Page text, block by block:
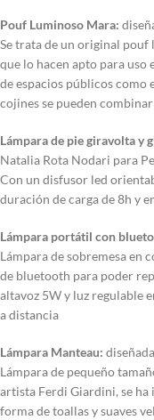
Pouf Luminoso Mara:
Se trata de un original
que lo hacen apto para uso
de espacios públicos como
cojines se pueden
Lámpara de pie giravolta y
Natalia Rota Nodari para
Con un disfusor led
duración de carga de 8h y
Lámpara portátil con
Lámpara de sobremesa en
de bluetooth para poder
altavoz 5W y luz regulable
a distancia
Lámpara Manteau:
Lámpara de pequeño
artista Ferdi Giardini, se ha
forma de toallas y suaves